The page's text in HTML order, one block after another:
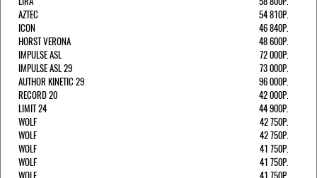
AZTEC
54 810Р.
ICON
46 840Р.
HORST VERONA
48 600Р.
IMPULSE ASL
72 000Р.
IMPULSE ASL 29
73 000Р.
AUTHOR KINETIC 29
96 000Р.
RECORD 20
42 000Р.
LIMIT 24
44 900Р.
WOLF
42 750Р.
WOLF
42 750Р.
WOLF
41 750Р.
WOLF
41 750Р.